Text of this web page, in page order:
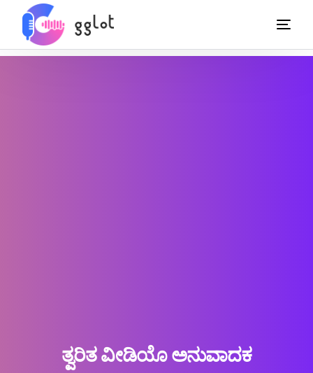
ತ್ವರಿತ ವೀಡಿಯೊ ಅನುವಾದಕ